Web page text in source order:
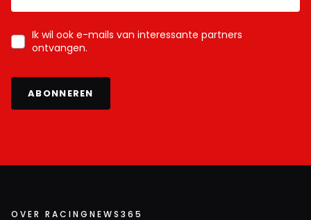
Ik wil ook e-mails van interessante partners
ontvangen.
ABONNEREN
OVER RACINGNEWS365